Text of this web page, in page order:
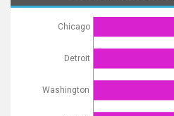
Chicago
Detroit
Washington